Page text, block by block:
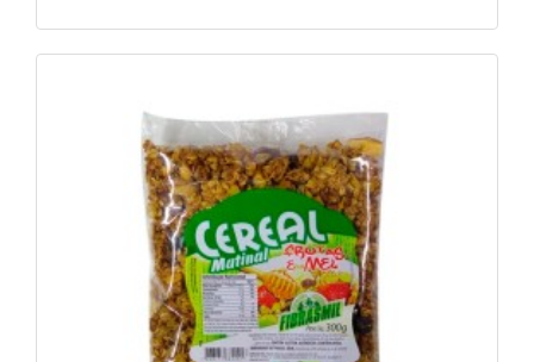
Cereal Matinal Frutas e Mel 300g e 500g
Ver foto Saiba mais